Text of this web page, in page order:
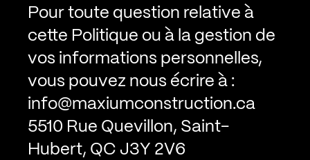
Pour toute question relative à
cette Politique ou à la gestion de
vos informations personnelles,
vous pouvez nous écrire à :
info@maxiumconstruction.ca
5510 Rue Quevillon, Saint-
Hubert, QC J3Y 2V6